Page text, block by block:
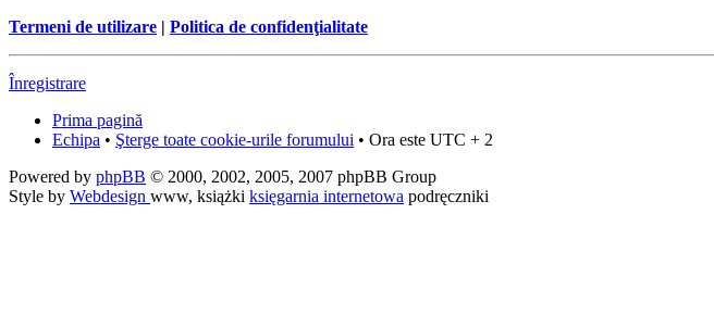
Termeni de utilizare | Politica de confidenţialitate
Înregistrare
Prima pagină
Echipa • Şterge toate cookie-urile forumului • Ora este UTC + 2
Powered by phpBB © 2000, 2002, 2005, 2007 phpBB Group
Style by Webdesign www, książki księgarnia internetowa podręczniki